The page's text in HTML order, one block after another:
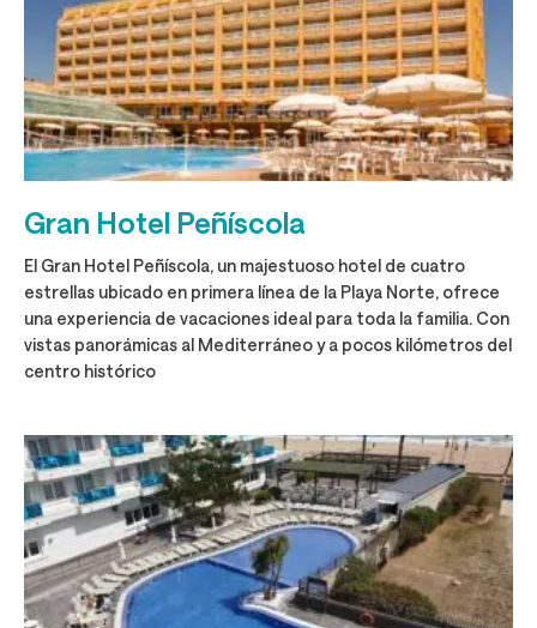
Gran Hotel Peñíscola
El Gran Hotel Peñíscola, un majestuoso hotel de cuatro
estrellas ubicado en primera línea de la Playa Norte, ofrece
una experiencia de vacaciones ideal para toda la familia. Con
vistas panorámicas al Mediterráneo y a pocos kilómetros del
centro histórico